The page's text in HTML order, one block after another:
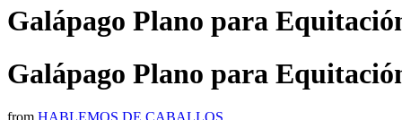
Galápago Plano para
Galápago Plano para